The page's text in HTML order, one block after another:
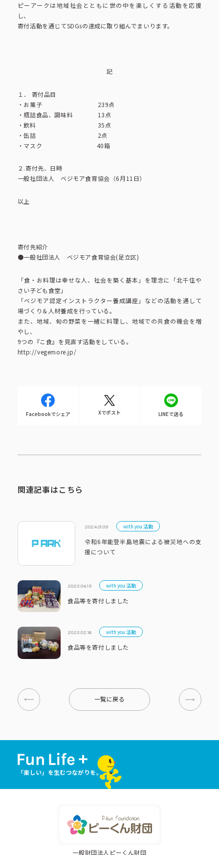
公式アカウント一覧
ピーアークは地域社会とともに世の中を楽しくする活動を応援
し、
寄付活動を通じてSDGsの達成に取り組んでまいります。
記
１． 寄付品目
・お菓子 239点
・瓶詰食品、調味料 13点
・飲料 35点
・缶詰 2点
・マスク 40箱
２.寄付先、日時
一般社団法人 ベジモア食育協会（6月11日）
以上
寄付先紹介
●一般社団法人 ベジモア食育協会(足立区)
「食・お料理は幸せな人、社会を築く基本」を理念に「北千住や
さい子ども食堂」
「ベジモア認定インストラクター養成講座」などの活動を通して
場づくり＆人材養成を行っている。
また、地域、旬の野菜を一緒に料理し、地域での共食の機会を増
やし、
9つの『こ食』を見直す活動をしている。
http://vegemore.jp/
Facebookでシェア Xでポスト LINEで送る
関連記事はこちら
2024.01.09 with you 活動
令和6年能登半島地震による被災地への支
援について
2023.04.19 with you 活動
食品等を寄付しました
2023.02.16 with you 活動
食品等を寄付しました
一覧に戻る
「楽しい」を生むつながりを。
一般財団法人ピーくん財団